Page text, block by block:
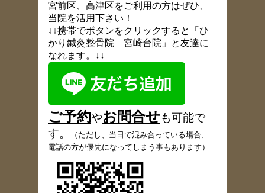
宮前区、高津区をご利用の方はぜひ、
当院を活用下さい！
↓↓携帯でボタンをクリックすると「ひ
かり鍼灸整骨院 宮崎台院」と友達に
なれます。↓↓
ご予約やお問合せも可能で
す。 （ ただし、当日で混み合っている場合、
電話の方が優先になってしまう事もあります）